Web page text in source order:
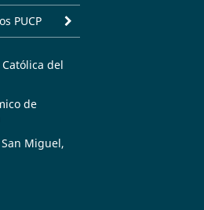
PUCP
del
de
Miguel,